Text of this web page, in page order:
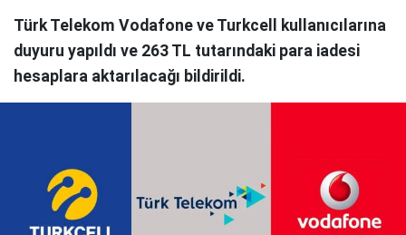
Türk Telekom Vodafone ve Turkcell kullanıcılarına
duyuru yapıldı ve 263 TL tutarındaki para iadesi
hesaplara aktarılacağı bildirildi.